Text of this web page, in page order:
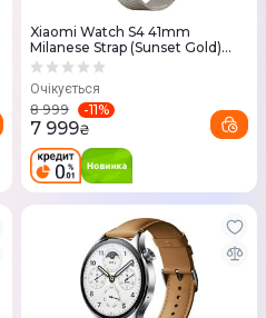
Xiaomi Watch S4 41mm
Milanese Strap (Sunset Gold)
BHR07VWGL Золотий
Очікується
8 999 -11%
7 999₴